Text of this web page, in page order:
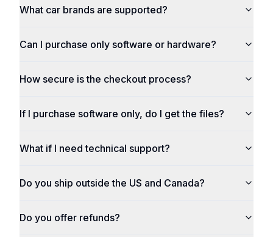
What car brands are supported?
Can I purchase only software or hardware?
How secure is the checkout process?
If I purchase software only, do I get the files?
What if I need technical support?
Do you ship outside the US and Canada?
Do you offer refunds?